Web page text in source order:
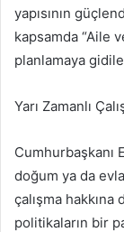
yapısının
kapsamda “Aile
planlamaya
Yarı Zamanlı
Cumhurbaşkanı
doğum ya da
çalışma hakkına
politikaların bir